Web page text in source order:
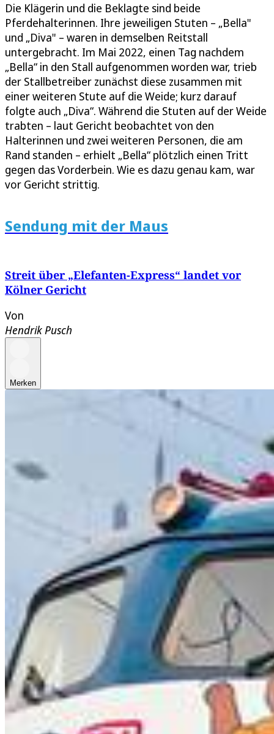
Die Klägerin und die Beklagte sind beide
Pferdehalterinnen. Ihre jeweiligen Stuten – „Bella"
und „Diva" – waren in demselben Reitstall
untergebracht. Im Mai 2022, einen Tag nachdem
„Bella“ in den Stall aufgenommen worden war, trieb
der Stallbetreiber zunächst diese zusammen mit
einer weiteren Stute auf die Weide; kurz darauf
folgte auch „Diva“. Während die Stuten auf der Weide
trabten – laut Gericht beobachtet von den
Halterinnen und zwei weiteren Personen, die am
Rand standen – erhielt „Bella“ plötzlich einen Tritt
gegen das Vorderbein. Wie es dazu genau kam, war
vor Gericht strittig.
Sendung mit der Maus
Streit über „Elefanten-Express“ landet vor
Kölner Gericht
Von
Hendrik Pusch
Merken